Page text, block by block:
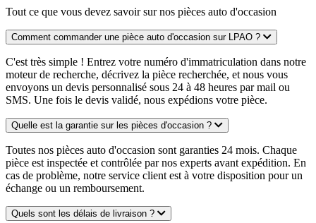
Tout ce que vous devez savoir sur nos pièces auto d'occasion
Comment commander une pièce auto d'occasion sur LPAO ?
C'est très simple ! Entrez votre numéro d'immatriculation dans notre
moteur de recherche, décrivez la pièce recherchée, et nous vous
envoyons un devis personnalisé sous 24 à 48 heures par mail ou
SMS. Une fois le devis validé, nous expédions votre pièce.
Quelle est la garantie sur les pièces d'occasion ?
Toutes nos pièces auto d'occasion sont garanties 24 mois. Chaque
pièce est inspectée et contrôlée par nos experts avant expédition. En
cas de problème, notre service client est à votre disposition pour un
échange ou un remboursement.
Quels sont les délais de livraison ?